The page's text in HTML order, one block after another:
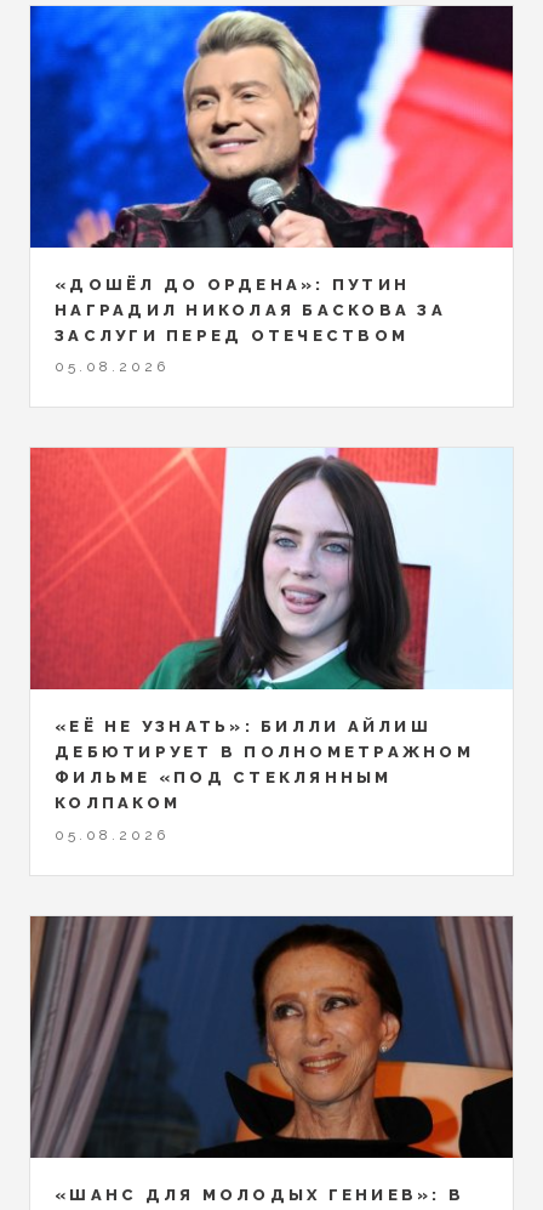
«ДОШЁЛ ДО ОРДЕНА»: ПУТИН
НАГРАДИЛ НИКОЛАЯ БАСКОВА ЗА
ЗАСЛУГИ ПЕРЕД ОТЕЧЕСТВОМ
05.08.2026
«ЕЁ НЕ УЗНАТЬ»: БИЛЛИ АЙЛИШ
ДЕБЮТИРУЕТ В ПОЛНОМЕТРАЖНОМ
ФИЛЬМЕ «ПОД СТЕКЛЯННЫМ
КОЛПАКОМ
05.08.2026
«ШАНС ДЛЯ МОЛОДЫХ ГЕНИЕВ»: В